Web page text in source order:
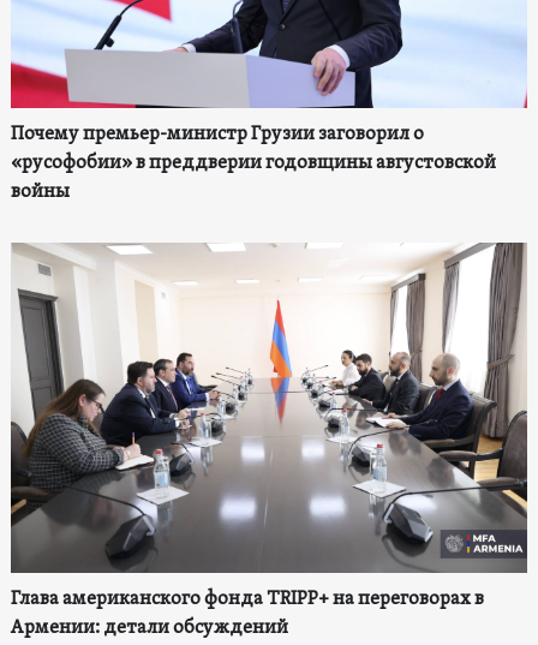
Почему премьер-министр Грузии заговорил о
«русофобии» в преддверии годовщины августовской
войны
Глава американского фонда TRIPP+ на переговорах в
Армении: детали обсуждений